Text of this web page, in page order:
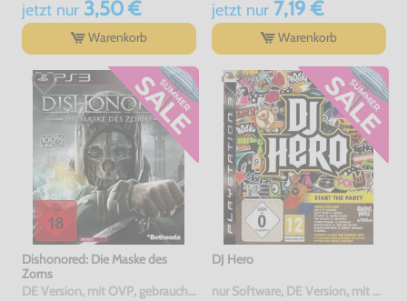
jetzt nur3,50 €
Warenkorb
jetzt nur7,19 €
Warenkorb
Dishonored: Die Maske des
Zorns
DE Version, mit OVP, gebraucht, USK18
DJ Hero
nur Software, DE Version, mit OVP, gebraucht